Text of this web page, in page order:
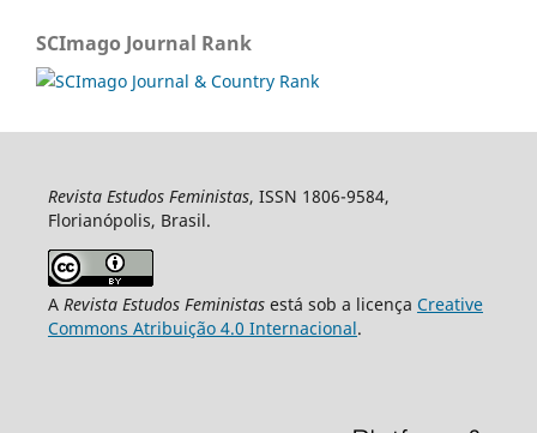
SCImago Journal Rank
Revista Estudos Feministas, ISSN 1806-9584,
Florianópolis, Brasil.
A Revista Estudos Feministasestá sob a licença Creative
Commons Atribuição 4.0 Internacional.